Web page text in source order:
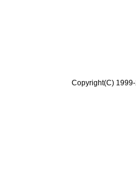
Copyright(C)